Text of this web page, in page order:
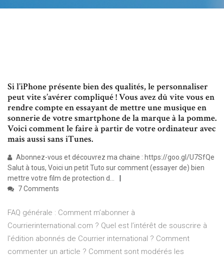
Si l’iPhone présente bien des qualités, le personnaliser
peut vite s’avérer compliqué ! Vous avez dû vite vous en
rendre compte en essayant de mettre une musique en
sonnerie de votre smartphone de la marque à la pomme.
Voici comment le faire à partir de votre ordinateur avec
mais aussi sans iTunes.
Abonnez-vous et découvrez ma chaine : https://goo.gl/U7SfQe
Salut à tous, Voici un petit Tuto sur comment (essayer de) bien
mettre votre film de protection d...
7 Comments
FAQ générale : Comment m’abonner à
Courrierinternational.com ? Quel est l’intérêt de souscrire à
l'édition abonnés de Courrier international ? Comment
commenter un article ? Comment sont modérés les